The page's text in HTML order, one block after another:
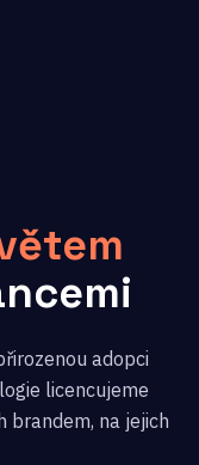
adopci
licencujeme
brandem, na jejich